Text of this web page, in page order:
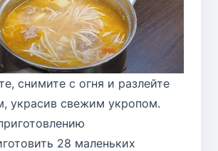
снимите с огня и разлейте
украсив свежим укропом.
28 маленьких